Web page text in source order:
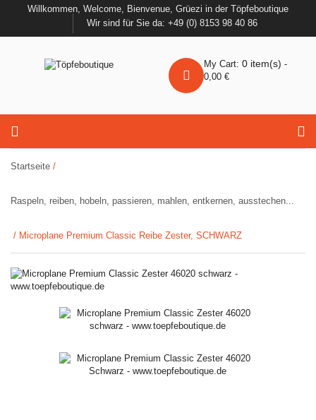
Willkommen, Welcome, Bienvenue, Grüezi in der Töpfeboutique
Wir sind für Sie da: +49 (0) 8153 98 40 86
My Cart: 0 item(s) -
0,00 €
Startseite /
Raspeln, reiben, hobeln, passieren, mahlen, entkernen, ausstechen...
/ Microplane Premium Classic Reibe Zester, SCHWARZ